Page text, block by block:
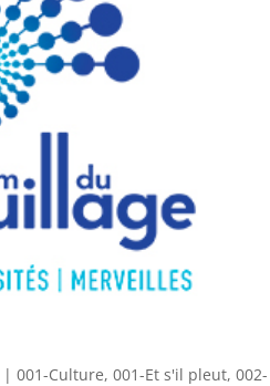
| 001-Culture, 001-Et s'il pleut, 002-